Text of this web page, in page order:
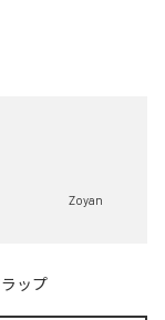
Zoyan
ップ